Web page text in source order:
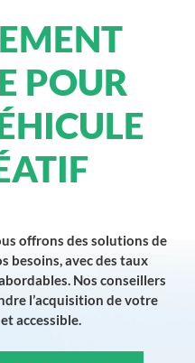
POUR
offrons des solutions de
besoins, avec des taux
Nos conseillers
l’acquisition de votre
accessible.